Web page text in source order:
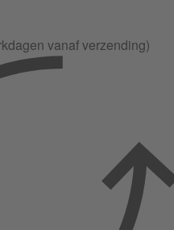
vanaf verzending)